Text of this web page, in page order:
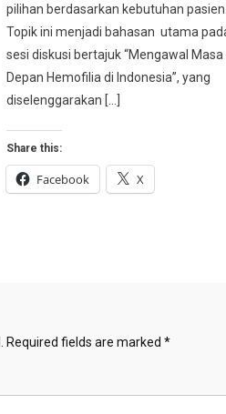
pilihan berdasarkan kebutuhan pasien.
Topik ini menjadi bahasan utama
sesi diskusi bertajuk “Mengawal Masa
Depan Hemofilia di Indonesia”, yang
diselenggarakan […]
Share this:
Facebook X
Required fields are marked *